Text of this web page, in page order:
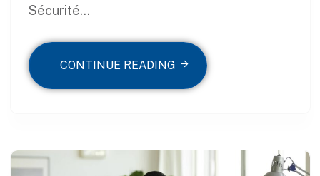
Sécurité...
CONTINUE READING